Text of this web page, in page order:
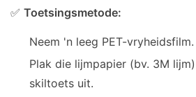
✅ Toetsingsmetode:
Neem 'n leeg PET-vryheidsfilm.
Plak die lijmpapier (bv. 3M
skiltoets uit.